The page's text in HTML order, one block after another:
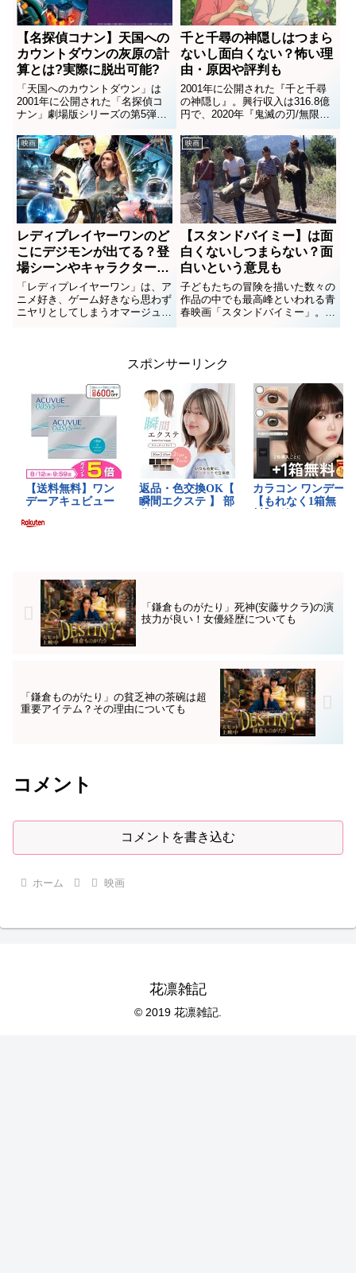
【名探偵コナン】天国への
カウントダウンの灰原の計
算とは?実際に脱出可能?
「天国へのカウントダウン」は
2001年に公開された「名探偵コ
ナン」劇場版シリーズの第5弾。
年1月に行われたファン投票では
3位を獲得し、今でも高い人気を
誇っています。クライマックスで
爆発炎上するビルから脱出する...
千と千尋の神隠しはつまら
ないし面白くない？怖い理
由・原因や評判も
2001年に公開された『千と千尋
の神隠し』。興行収入は316.8億
円で、2020年『鬼滅の刃/無限列
上歴代日本映画第1位を記録して
いる大ヒット作品です。ベルリン
国際映画祭でも金熊賞を受賞した
ほどの実力ですが、視...
映画
レディプレイヤーワンのど
こにデジモンが出てる？登
場シーンやキャラクターに
ついても
「レディプレイヤーワン」は、ア
ニメ好き、ゲーム好きなら思わず
ニヤリとしてしまうオマージュが
る「宝探し」。主人公とその仲間
映画
【スタンドバイミー】は面
白くないしつまらない？面
白いという意見も
子どもたちの冒険を描いた数々の
作品の中でも最高峰といわれる青
春映画「スタンドバイミー」。幅
広い年代にファンがいる一方で、
いったいどこがつまらないのか？
よ...
スポンサーリンク
「鎌倉ものがたり」死神(安藤サクラ)の演
技力が良い！女優経歴についても
「鎌倉ものがたり」の貧乏神の茶碗は超
重要アイテム？その理由についても
コメント
コメントを書き込む
ホーム 映画
花凛雑記
© 2019 花凛雑記.